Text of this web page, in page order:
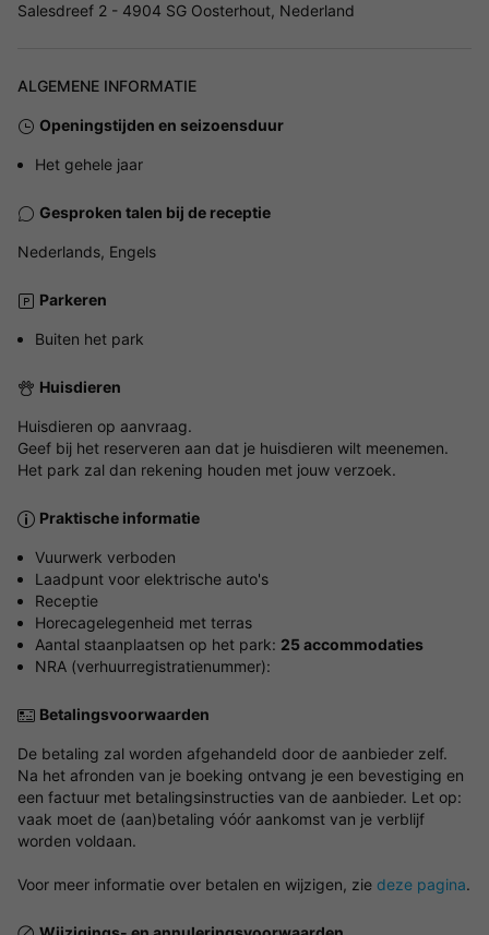
Salesdreef 2 - 4904 SG Oosterhout, Nederland
ALGEMENE INFORMATIE
Openingstijden en seizoensduur
Het gehele jaar
Gesproken talen bij de receptie
Nederlands, Engels
Parkeren
Buiten het park
Huisdieren
Huisdieren op aanvraag.
Geef bij het reserveren aan dat je huisdieren wilt meenemen.
Het park zal dan rekening houden met jouw verzoek.
Praktische informatie
Vuurwerk verboden
Laadpunt voor elektrische auto's
Receptie
Horecagelegenheid met terras
Aantal staanplaatsen op het park: 25 accommodaties
NRA (verhuurregistratienummer):
Betalingsvoorwaarden
De betaling zal worden afgehandeld door de aanbieder zelf.
Na het afronden van je boeking ontvang je een bevestiging en
een factuur met betalingsinstructies van de aanbieder. Let op:
vaak moet de (aan)betaling vóór aankomst van je verblijf
worden voldaan.
Voor meer informatie over betalen en wijzigen, zie deze pagina.